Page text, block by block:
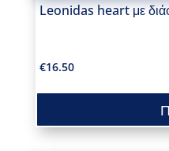
Leonidas heart με
€16.50